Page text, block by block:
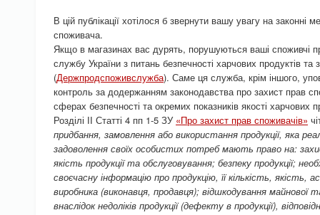
В цій публікації хотілося б звернути вашу увагу на законні
споживача.
Якщо в магазинах вас дурять, порушуються ваші споживчі
службу України з питань безпечності харчових продуктів та
(Держпродспоживслужба). Саме ця служба, крім іншого,
контроль за додержанням законодавства про захист прав
сферах безпечності та окремих показників якості харчових
Розділі ІІ Статті 4 пп 1-5 ЗУ «Про захист прав споживачів»
придбання, замовлення або використання продукції, яка
задоволення своїх особистих потреб мають право на:
якість продукції та обслуговування; безпеку продукції;
своєчасну інформацію про продукцію, її кількість, якість,
виробника (виконавця, продавця); відшкодування майнової
внаслідок недоліків продукції (дефекту в продукції),